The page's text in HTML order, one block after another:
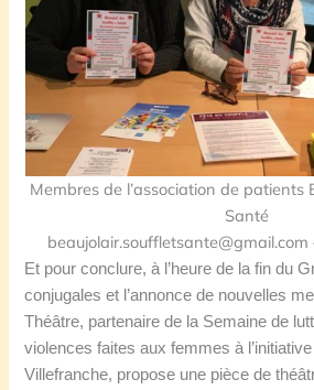
Membres de l’association de patients
Santé
Et pour conclure,à l’heure de la findu
conjugales et l’annonce de nouvelles
Théâtre, partenaire de la Semaine de
violences faites aux femmes à
Villefranche, propose une pièce de